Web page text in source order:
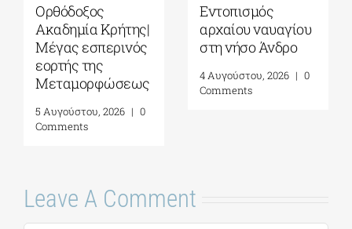
Ορθόδοξος
Ακαδημία Κρήτης|
Μέγας εσπερινός
εορτής της
Μεταμορφώσεως
5 Αυγούστου, 2026 | 0
Comments
Εντοπισμός
αρχαίου ναυαγίου
στη νήσο Άνδρο
4 Αυγούστου, 2026 | 0
Comments
Leave A Comment